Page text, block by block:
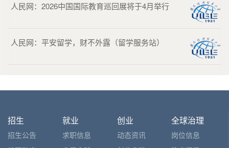
人民网：2026中国国际教育巡回展将于4月举行
人民网：平安留学，财不外露（留学服务站）
招生
招生公告
就业
求职信息
创业
动态资讯
全球治理
岗位信息